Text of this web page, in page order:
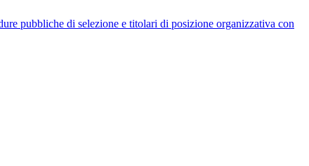
pubbliche di selezione e titolari di posizione organizzativa con